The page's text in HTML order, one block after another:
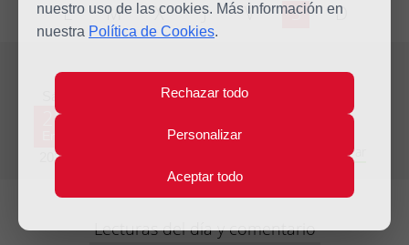
nuestro uso de las cookies. Más información en
nuestra Política de Cookies.
Rechazar todo
Personalizar
Aceptar todo
L M X J V S D
25
2025
Evangelio del día
Segunda semana del Tiempo Ordinario - Año Par
Lecturas del día y comentario